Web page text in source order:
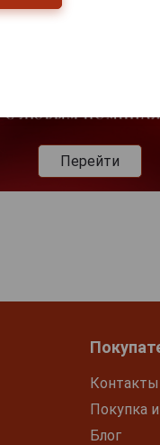
Перейти
Контакты
Покупка
Блог